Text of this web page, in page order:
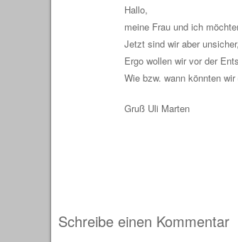
Hallo,
meine Frau und ich
Jetzt sind wir aber
Ergo wollen wir vor der
Wie bzw. wann könnten
Gruß Uli Marten
Schreibe einen Kommentar